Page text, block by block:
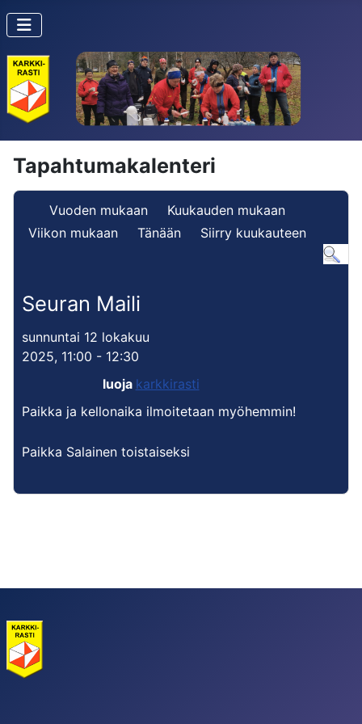
Tapahtumakalenteri
Vuoden mukaan
Kuukauden mukaan
Viikon mukaan
Tänään Siirry kuukauteen
Seuran Maili
sunnuntai 12 lokakuu
2025, 11:00 - 12:30
luoja karkkirasti
Paikka ja kellonaika ilmoitetaan myöhemmin!
Paikka Salainen toistaiseksi